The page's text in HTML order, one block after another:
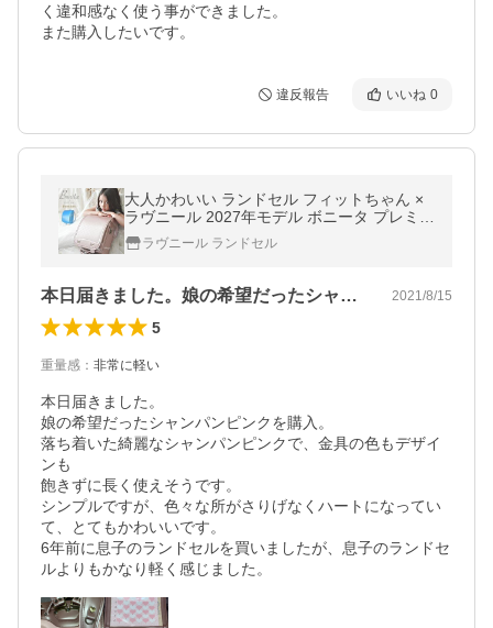
く違和感なく使う事ができました。
また購入したいです。
違反報告 いいね 0
大人かわいい ランドセル フィットちゃん ×
ラヴニール 2027年モデル ボニータ プレミア
ム 女の子 スライドフィット機能 日本製 シン
プル レース ピンク ブルー
ラヴニール ランドセル
本日届きました。娘の希望だったシャンパ… 2021/8/15
5
重量感 ： 非常に軽い
本日届きました。
娘の希望だったシャンパンピンクを購入。
落ち着いた綺麗なシャンパンピンクで、金具の色もデザイ
ンも
飽きずに長く使えそうです。
シンプルですが、色々な所がさりげなくハートになってい
て、とてもかわいいです。
6年前に息子のランドセルを買いましたが、息子のランドセ
ルよりもかなり軽く感じました。